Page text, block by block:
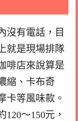
沒有電話，目
就是現場排隊
啡店來說算是
縮、卡布奇
卡等風味款。
～150元，